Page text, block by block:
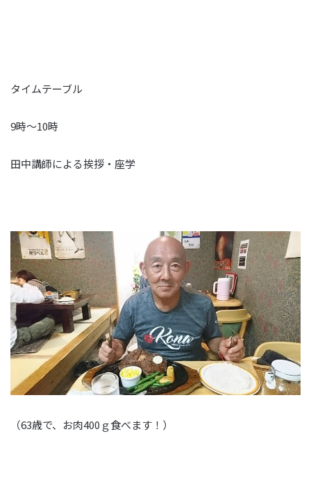
タイムテーブル
9時～10時
田中講師による挨拶・座学
（63歳で、お肉400ｇ食べます！）